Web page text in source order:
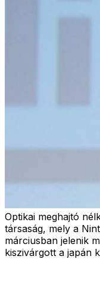
Optikai meghajtó
társaság, mely a
márciusban jelenik
kiszivárgott a japán